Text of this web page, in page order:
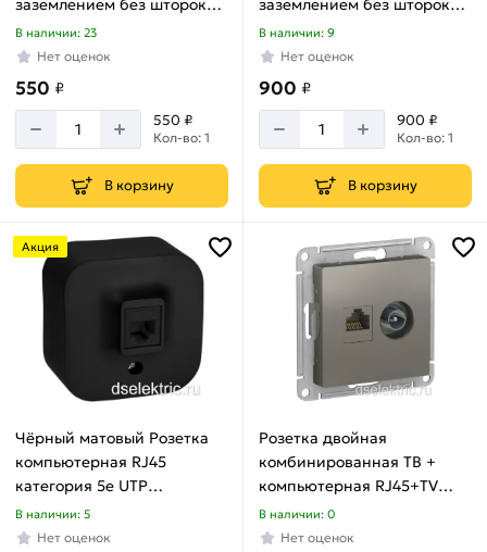
заземлением без шторок
16А 250В винтовые зажимы
накладной монтаж Legrand
Quteo 782470
В наличии: 23
Нет оценок
550 ₽
550 ₽
Кол-во: 1
В корзину
заземлением без шторок
16А 250В винтовые зажимы
накладной монтаж Legrand
Quteo 782473
В наличии: 9
Нет оценок
900 ₽
900 ₽
Кол-во: 1
В корзину
Акция
Чёрный матовый Розетка
компьютерная RJ45
категория 5e UTP
накладной монтаж Legrand
Quteo 782480
В наличии: 5
Нет оценок
Розетка двойная
комбинированная ТВ +
компьютерная RJ45+TV
сталь AtlasDesign
ATN000989
В наличии: 0
Нет оценок